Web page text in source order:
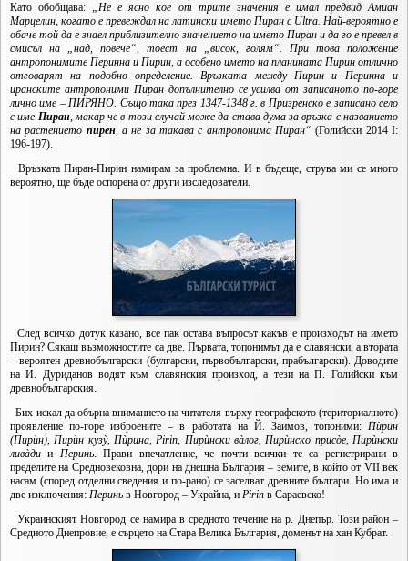
Като обобщава: „Не е ясно кое от трите значения е имал предвид Амиан
Марцелин, когато е превеждал на латински името Пиран с Ultra. Най-вероятно е
обаче той да е знаел приблизително значението на името Пиран и да го е превел в
смисъл на „над, повече“, тоест на „висок, голям“. При това положение
антропонимите Перинна и Пирин, а особено името на планината Пирин отлично
отговарят на подобно определение. Връзката между Пирин и Перинна и
иранските антропоними Пиран допълнително се усилва от записаното по-горе
лично име – ПИРЯНО. Също така през 1347-1348 г. в Призренско е записано село
с име Пиран, макар че в този случай може да става дума за връзка с названието
на растението пирен, а не за такава с антропонима Пиран“ (Голийски 2014 I:
196-197).
Връзката Пиран-Пирин намирам за проблемна. И в бъдеще, струва ми се много
вероятно, ще бъде оспорена от други изследователи.
След всичко дотук казано, все пак остава въпросът какъв е произходът на името
Пирин? Сякаш възможностите са две. Първата, топонимът да е славянски, а втората
– вероятен древнобългарски (булгарски, първобългарски, прабългарски). Доводите
на И. Дуриданов водят към славянския произход, а тези на П. Голийски към
древнобългарския.
Бих искал да обърна вниманието на читателя върху географското (териториалното)
проявление по-горе изброените – в работата на Й. Заимов, топоними: Пѝрин
(Пирѝн),Пирѝн кузỳ,Пѝрина,Pirin, Пирѝнски вàлог, Пирѝнско присòе,Пирѝнски
ливàди и Перинь. Прави впечатление, че почти всички те са регистрирани в
пределите на Средновековна, дори на днешна България – земите, в който от VII век
насам (според отделни сведения и по-рано) се заселват древните българи. Но има и
две изключения: Перинь в Новгород – Украйна, и Pirin в Сараевско!
Украинският Новгород се намира в средното течение на р. Днепър. Този район –
Средното Днепровие, е сърцето на Стара Велика България, доменът на хан Кубрат.